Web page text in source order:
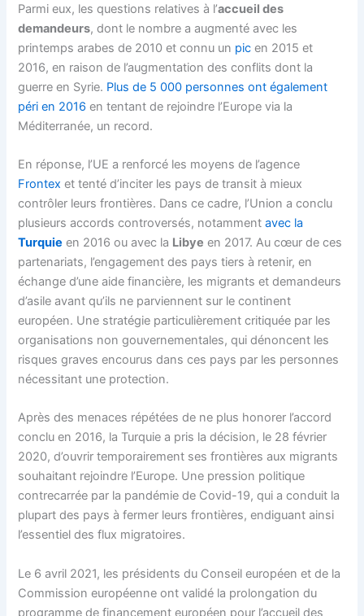
Parmi eux, les questions relatives à l’accueil des
demandeurs, dont le nombre a augmenté avec les
printemps arabes de 2010 et connu un pic en 2015 et
2016, en raison de l’augmentation des conflits dont la
guerre en Syrie. Plus de 5 000 personnes ont également
péri en 2016 en tentant de rejoindre l’Europe via la
Méditerranée, un record.
En réponse, l’UE a renforcé les moyens de l’agence
Frontex et tenté d’inciter les pays de transit à mieux
contrôler leurs frontières. Dans ce cadre, l’Union a conclu
plusieurs accords controversés, notammentavec la
Turquie en 2016 ou avec la Libye en 2017. Au cœur de ces
partenariats, l’engagement des pays tiers à retenir, en
échange d’une aide financière, les migrants et demandeurs
d’asile avant qu’ils ne parviennent sur le continent
européen. Une stratégie particulièrement critiquée par les
organisations non gouvernementales, qui dénoncent les
risques graves encourus dans ces pays par les personnes
nécessitant une protection.
Après des menaces répétées de ne plus honorer l’accord
conclu en 2016, la Turquie a pris la décision, le 28 février
2020, d’ouvrir temporairement ses frontières aux migrants
souhaitant rejoindre l’Europe. Une pression politique
contrecarrée par la pandémie de Covid-19, qui a conduit la
plupart des pays à fermer leurs frontières, endiguant ainsi
l’essentiel des flux migratoires.
Le 6 avril 2021, les présidents du Conseil européen et de la
Commission européenne ont validé la prolongation du
programme de financement européen pour l’accueil des